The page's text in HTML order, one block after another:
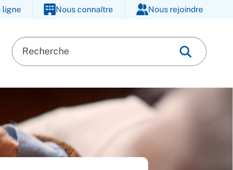
ligne Nous connaître Nous rejoindre